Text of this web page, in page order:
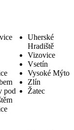
pod
Uherské
Hradiště
Vizovice
Vsetín
Vysoké Mýto
Zlín
Žatec